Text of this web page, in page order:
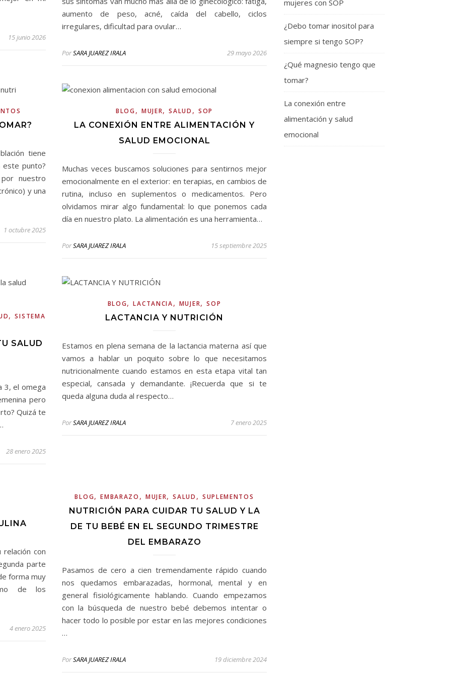
15 junio 2026
aumento de peso, acné, caída del cabello, ciclos
irregulares, dificultad para ovular…
PorSARA JUAREZ IRALA 29 mayo 2026
tiene
este punto?
nuestro
y una
1 octubre 2025
BLOG, MUJER,SALUD , SOP
LA CONEXIÓN ENTRE ALIMENTACIÓN Y
SALUD EMOCIONAL
Muchas veces buscamos soluciones para sentirnos mejor
emocionalmente en el exterior: en terapias, en cambios de
rutina, incluso en suplementos o medicamentos. Pero
olvidamos mirar algo fundamental: lo que ponemos cada
día en nuestro plato. La alimentación es una herramienta…
PorSARA JUAREZ IRALA 15 septiembre 2025
,SISTEMA
SALUD
3, el omega
pero
Quizá te
28 enero 2025
BLOG,LACTANCIA, MUJER,SOP
LACTANCIA Y NUTRICIÓN
Estamos en plena semana de la lactancia materna así que
vamos a hablar un poquito sobre lo que necesitamos
nutricionalmente cuando estamos en esta etapa vital tan
especial, cansada y demandante. ¡Recuerda que si te
queda alguna duda al respecto…
PorSARA JUAREZ IRALA 7 enero 2025
con
parte
forma muy
de los
4 enero 2025
BLOG,EMBARAZO , MUJER,SALUD , SUPLEMENTOS
NUTRICIÓN PARA CUIDAR TU SALUD Y LA
DE TU BEBÉ EN EL SEGUNDO TRIMESTRE
DEL EMBARAZO
Pasamos de cero a cien tremendamente rápido cuando
nos quedamos embarazadas, hormonal, mental y en
general fisiológicamente hablando. Cuando empezamos
con la búsqueda de nuestro bebé debemos intentar o
hacer todo lo posible por estar en las mejores condiciones
…
PorSARA JUAREZ IRALA 19 diciembre 2024
mujeres con SOP
¿Debo tomar inositol para
siempre si tengo SOP?
¿Qué magnesio tengo que
tomar?
La conexión entre
alimentación y salud
emocional